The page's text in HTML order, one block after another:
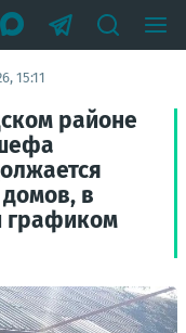
15:11
районе
в
графиком